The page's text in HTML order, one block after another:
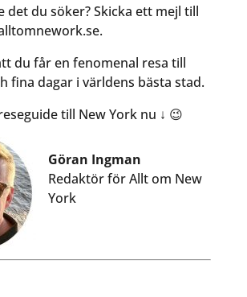
det du söker? Skicka ett mejl till
du får en fenomenal resa till
fina dagar i världens bästa stad.
till New York nu ↓ 😉
Göran Ingman
Redaktör för Allt om New
York